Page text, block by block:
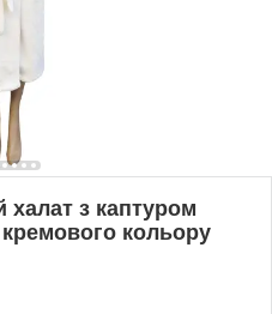
халат з каптуром
кольору